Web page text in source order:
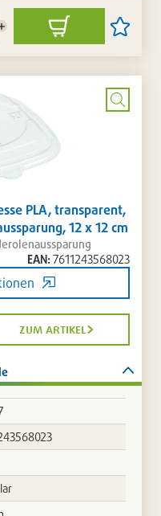
Menge
erhöhen
In
den
Artikel
setzen
/
Bild
PLA, transparent,
12 x 12 cm
EAN:7611243568023
zum artikel